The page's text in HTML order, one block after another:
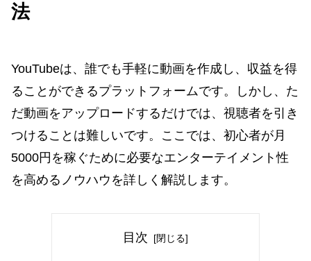
法
YouTubeは、誰でも手軽に動画を作成し、収益を得
ることができるプラットフォームです。しかし、た
だ動画をアップロードするだけでは、視聴者を引き
つけることは難しいです。ここでは、初心者が月
5000円を稼ぐために必要なエンターテイメント性
を高めるノウハウを詳しく解説します。
目次